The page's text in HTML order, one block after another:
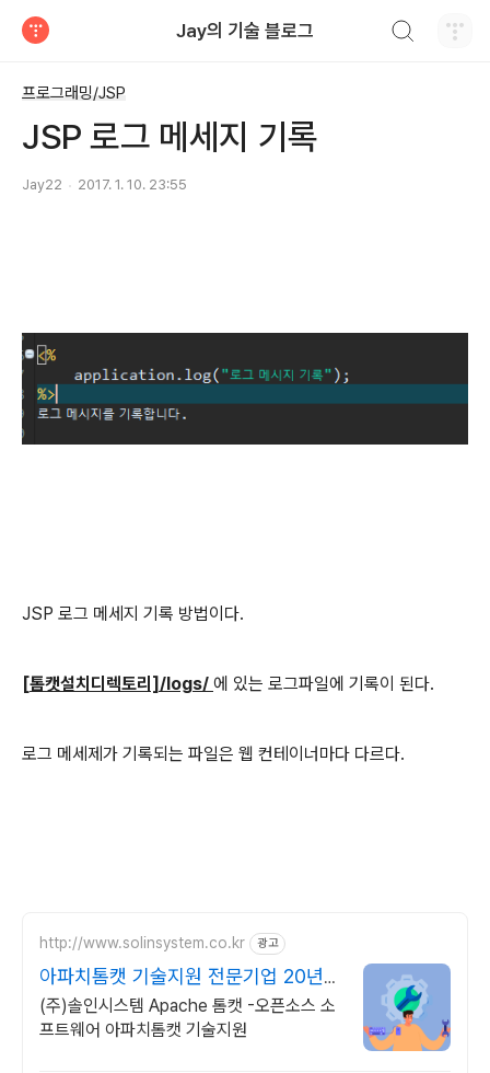
Jay의 기술 블로그
프로그래밍/JSP
JSP 로그 메세지 기록
Jay22 2017. 1. 10. 23:55
JSP 로그 메세지 기록 방법이다.
[톰캣설치디렉토리]/logs/ 에 있는 로그파일에 기록이 된다.
로그 메세제가 기록되는 파일은 웹 컨테이너마다 다르다.
http://www.solinsystem.co.kr 광고
아파치톰캣 기술지원 전문기업 20년이
상 기술지원 노하우
(주)솔인시스템 Apache 톰캣 -오픈소스 소
프트웨어 아파치톰캣 기술지원